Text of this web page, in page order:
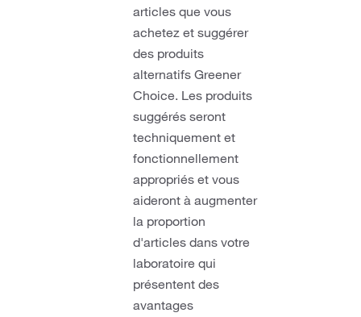
articles que vous
achetez et suggérer
des produits
alternatifs Greener
Choice. Les produits
suggérés seront
techniquement et
fonctionnellement
appropriés et vous
aideront à augmenter
la proportion
d'articles dans votre
laboratoire qui
présentent des
avantages